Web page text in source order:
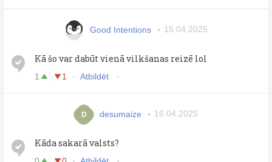
Good Intentions 15.04.2025
Kā šo var dabūt vienā vilkšanas reizē lol
1 1 Atbildēt
D desumaize 16.04.2025
Kāda sakarā valsts?